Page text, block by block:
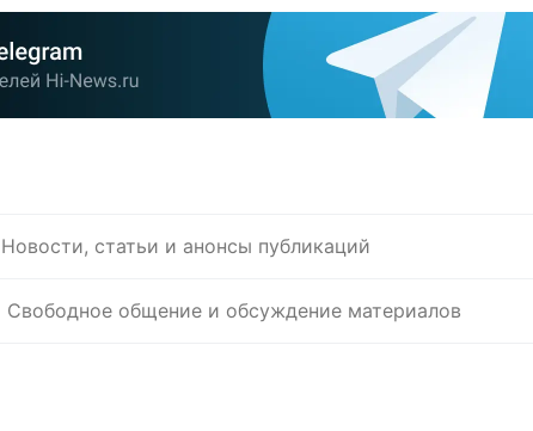
Новости, статьи и анонсы публикаций
Свободное общение и обсуждение материалов